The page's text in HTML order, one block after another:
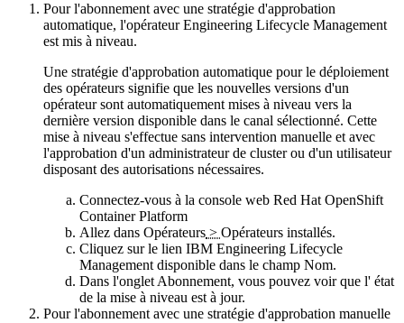
Pour l'abonnement avec une stratégie d'approbation
automatique, l'opérateurEngineering Lifecycle Management
est mis à niveau.
Une stratégie d'approbation automatique pour le déploiement
des opérateurs signifie que les nouvelles versions d'un
opérateur sont automatiquement mises à niveau vers la
dernière version disponible dans le canal sélectionné. Cette
mise à niveau s'effectue sans intervention manuelle et avec
l'approbation d'un administrateur de cluster ou d'un utilisateur
disposant des autorisations nécessaires.
Connectez-vous à la console web Red Hat OpenShift
Container Platform
Allez dans Opérateurs > Opérateurs installés.
Cliquez sur le lien IBM Engineering Lifecycle
Managementdisponible dans le champ Nom.
Dans l'ongletAbonnement, vous pouvez voir que l' état
de la mise à niveau est à jour.
Pour l'abonnement avec une stratégie d'approbation manuelle